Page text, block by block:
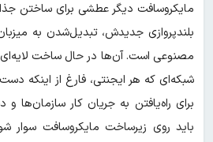
مایکروسافت دیگر عطشی برای ساختن
بلندپروازی جدیدش، تبدیل‌شدن به
مصنوعی است. آن‌ها در حال ساخت لایه‌ای
شبکه‌ای که هر ایجنتی، فارغ از اینکه
برای راه‌یافتن به جریان کار سازمان‌ها و
باید روی زیرساخت مایکروسافت سوار